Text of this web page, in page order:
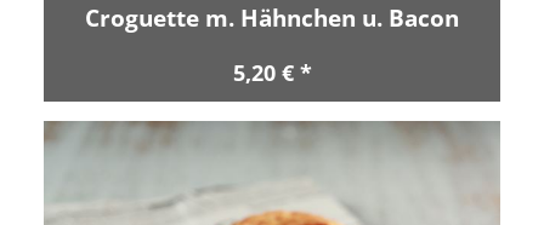
Croguette m. Hähnchen u. Bacon
5,20 € *